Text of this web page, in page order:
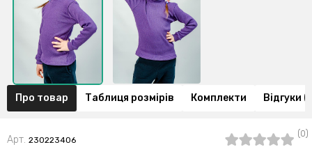
Про товар Таблиця розмірів Комплекти Відгуки
Арт. 230223406
(0)